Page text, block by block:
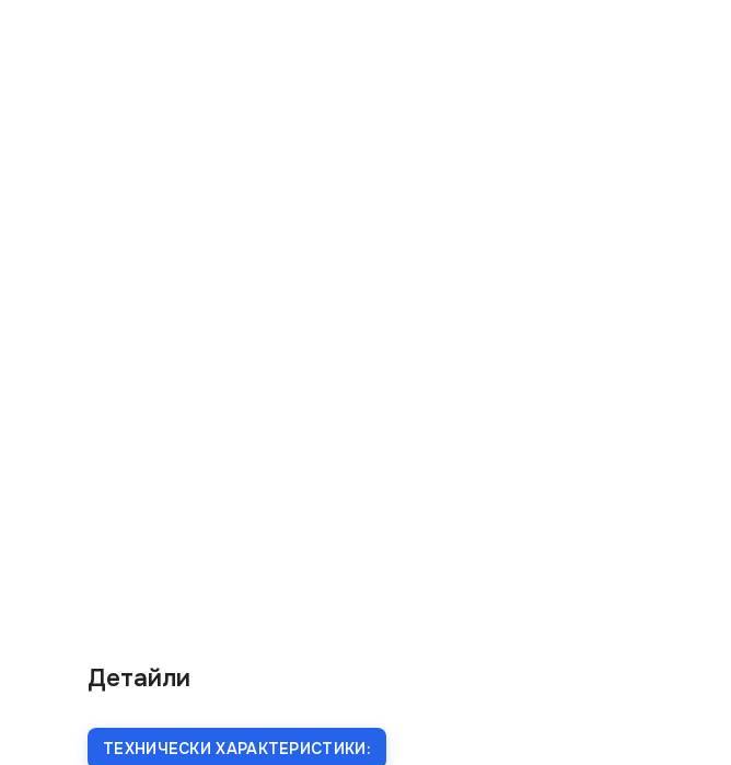
Детайли
ТЕХНИЧЕСКИ ХАРАКТЕРИСТИКИ: